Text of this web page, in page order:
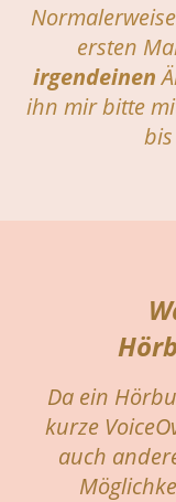
ersten
irgendeinen
ihn mir bitte
Da ein
kurze
auch